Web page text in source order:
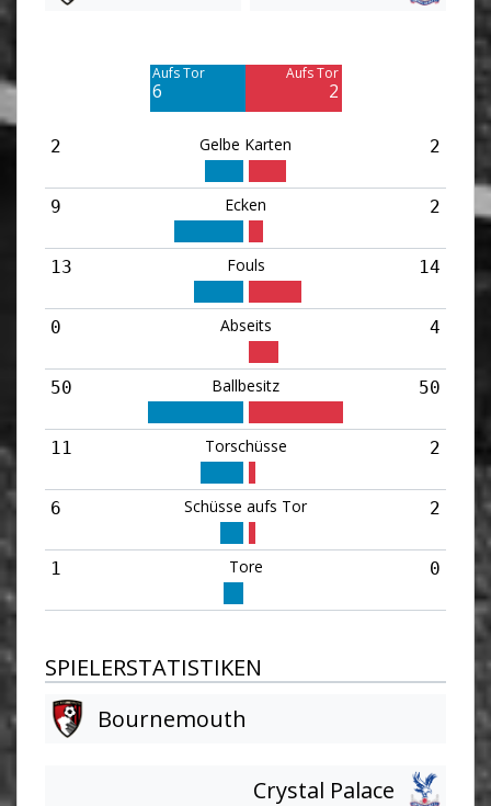
Aufs Tor
6
Aufs Tor
2
2 Gelbe Karten 2
9 Ecken 2
13 Fouls 14
0 Abseits 4
50 Ballbesitz 50
11 Torschüsse 2
6 Schüsse aufs Tor 2
1 Tore 0
SPIELERSTATISTIKEN
Bournemouth
Crystal Palace